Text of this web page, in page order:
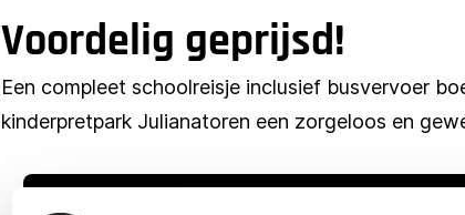
Voordelig geprijsd!
Een compleet schoolreisje inclusief busvervoer
kinderpretpark Julianatoren een zorgeloos en